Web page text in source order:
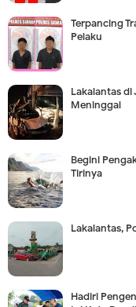
Terpancing
Pelaku
Lakalantas di
Meninggal
Begini
Tirinya
Lakalantas,
Hadiri